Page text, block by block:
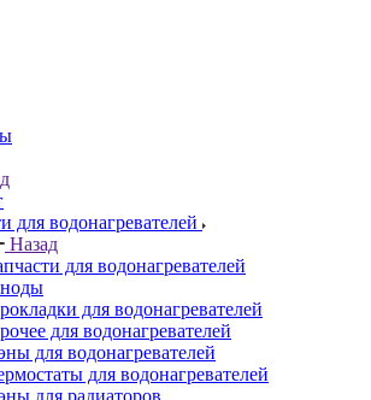
для водонагревателей
Назад
для водонагревателей
для водонагревателей
для водонагревателей
для водонагревателей
для водонагревателей
для радиаторов